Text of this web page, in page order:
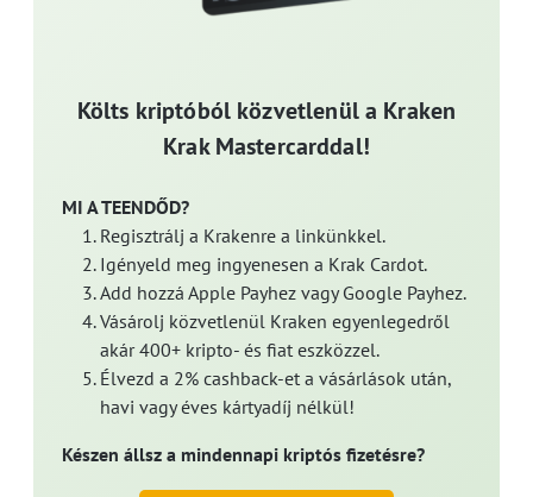
Költs kriptóból közvetlenül a Kraken
Krak Mastercarddal!
MI A TEENDŐD?
Regisztrálj a Krakenre a linkünkkel.
Igényeld meg ingyenesen a Krak Cardot.
Add hozzá Apple Payhez vagy Google Payhez.
Vásárolj közvetlenül Kraken egyenlegedről
akár 400+ kripto- és fiat eszközzel.
Élvezd a 2% cashback-et a vásárlások után,
havi vagy éves kártyadíj nélkül!
Készen állsz a mindennapi kriptós fizetésre?